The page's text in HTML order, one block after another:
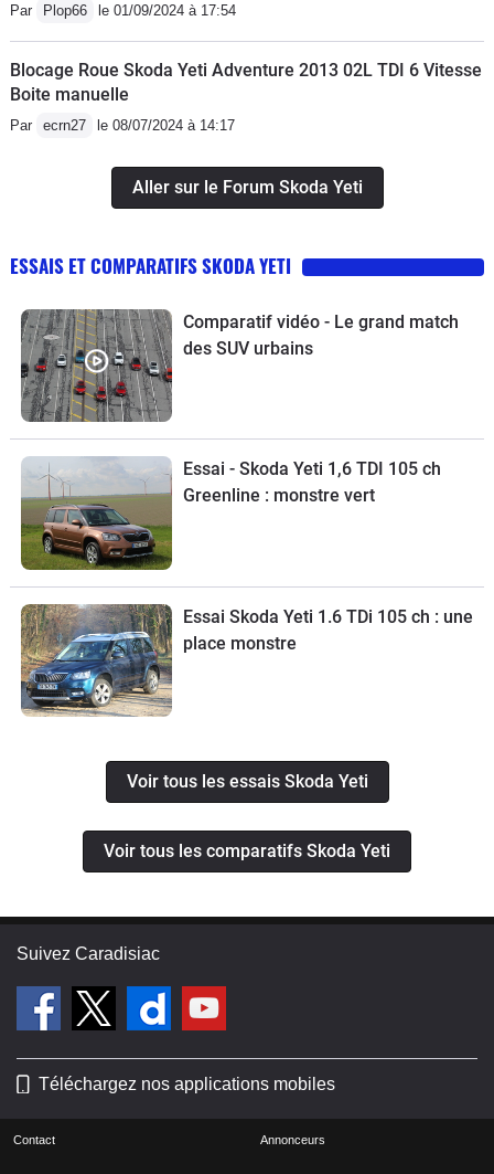
Par Plop66 le 01/09/2024 à 17:54
Blocage Roue Skoda Yeti Adventure 2013 02L TDI 6 Vitesse
Boite manuelle
Par ecrn27 le 08/07/2024 à 14:17
Aller sur le Forum Skoda Yeti
ESSAIS ET COMPARATIFS SKODA YETI
Comparatif vidéo - Le grand match
des SUV urbains
Essai - Skoda Yeti 1,6 TDI 105 ch
Greenline : monstre vert
Essai Skoda Yeti 1.6 TDi 105 ch : une
place monstre
Voir tous les essais Skoda Yeti
Voir tous les comparatifs Skoda Yeti
Suivez Caradisiac
Téléchargez nos applications mobiles
Contact Annonceurs